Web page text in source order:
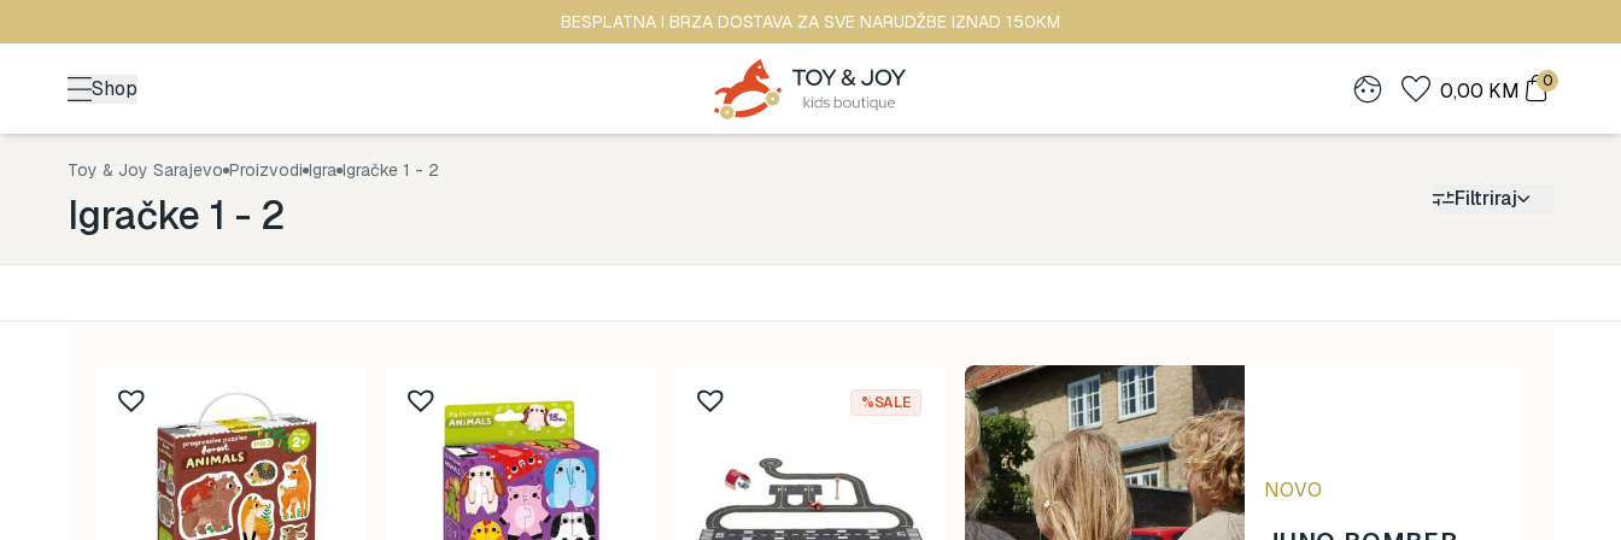
BESPLATNA I BRZA DOSTAVA ZA SVE NARUDŽBE IZNAD 150KM
Shop 0,00 KM 0
Toy & Joy Sarajevo Proizvodi Igra Igračke 1 - 2
Igračke 1 - 2 Filtriraj
Back to School 161
Brendovi 478
Kutak za odrasle 70
Zimske radosti 94
529
0-1 godina
1-3 godine
3-5 godina
5+ godina
8-99 godina
Anker
BananaPanda
baobaby
Beaba
0
0
%SALE
NOVO